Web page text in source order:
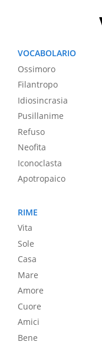
VOCABOLARIO
Ossimoro
Filantropo
Idiosincrasia
Pusillanime
Refuso
Neofita
Iconoclasta
Apotropaico
RIME
Vita
Sole
Casa
Mare
Amore
Cuore
Amici
Bene